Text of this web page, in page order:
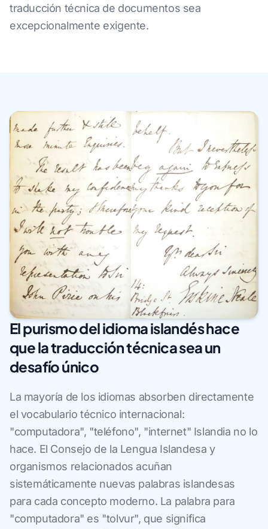
traducción técnica de documentos sea
excepcionalmente exigente.
El purismo del idioma islandés hace
que la traducción técnica sea un
desafío único
La mayoría de los idiomas absorben directamente
el vocabulario técnico internacional:
"computadora", "teléfono", "internet" Islandia no lo
hace. El Consejo de la Lengua Islandesa y
organismos relacionados acuñan
sistemáticamente nuevas palabras islandesas
para cada concepto moderno. La palabra para
"computadora" es "tolvur", que significa